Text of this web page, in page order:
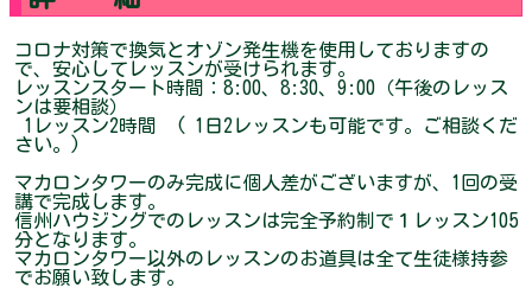
コロナ対策で換気とオゾン発生機を使用しておりますの
で、安心してレッスンが受けられます。
レッスンスタート時間：8:00、8:30、9:00（午後のレッス
ンは要相談）
1レッスン2時間 ( 1日2レッスンも可能です。ご相談くだ
さい。)
マカロンタワーのみ完成に個人差がございますが、1回の受
講で完成します。
信州ハウジングでのレッスンは完全予約制で１レッスン105
分となります。
マカロンタワー以外のレッスンのお道具は全て生徒様持参
でお願い致します。